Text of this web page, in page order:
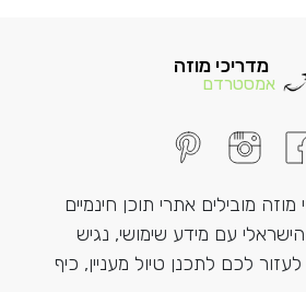
אתרי תוכן חינמיים
שימושי, נגיש
טיול מעניין, כיף